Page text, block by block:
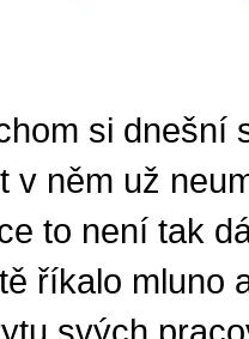
si dnešní
v něm už
to není tak
říkalo mluno